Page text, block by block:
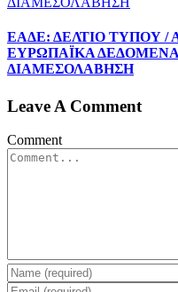
EΑΔΕ: ΔΕΛΤΙΟ ΤΥΠΟΥ /
ΕΥΡΩΠΑΪΚΑ ΔΕΔΟΜΕΝΑ
ΔΙΑΜΕΣΟΛΑΒΗΣΗ
Leave A Comment
Comment